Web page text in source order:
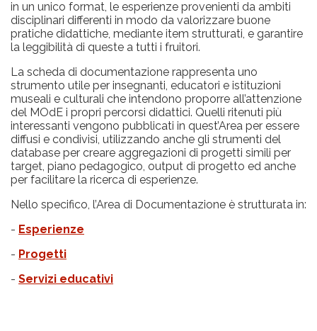
in un unico format, le esperienze provenienti da ambiti
disciplinari differenti in modo da valorizzare buone
pratiche didattiche, mediante item strutturati, e garantire
la leggibilità di queste a tutti i fruitori.
La scheda di documentazione rappresenta uno
strumento utile per insegnanti, educatori e istituzioni
museali e culturali che intendono proporre all’attenzione
del MOdE i propri percorsi didattici. Quelli ritenuti più
interessanti vengono pubblicati in quest’Area per essere
diffusi e condivisi, utilizzando anche gli strumenti del
database per creare aggregazioni di progetti simili per
target, piano pedagogico, output di progetto ed anche
per facilitare la ricerca di esperienze.
Nello specifico, l’Area di Documentazione è strutturata in:
- Esperienze
- Progetti
- Servizi educativi